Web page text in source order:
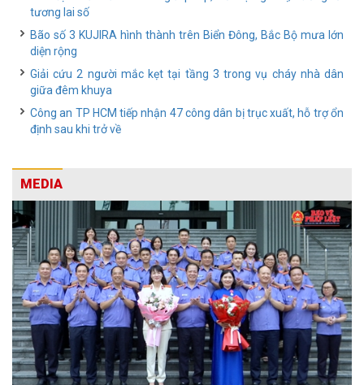
tương lai số
Bão số 3 KUJIRA hình thành trên Biển Đông, Bắc Bộ mưa lớn
diện rộng
Giải cứu 2 người mắc kẹt tại tầng 3 trong vụ cháy nhà dân
giữa đêm khuya
Công an TP HCM tiếp nhận 47 công dân bị trục xuất, hỗ trợ ổn
định sau khi trở về
MEDIA